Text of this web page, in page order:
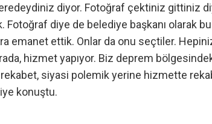
diyor. Fotoğraf çektiniz gittiniz
Fotoğraf diye de belediye başkanı olarak bu
emanet ettik. Onlar da onu seçtiler.
hizmet yapıyor. Biz deprem
siyasi polemik yerine hizmette
konuştu.